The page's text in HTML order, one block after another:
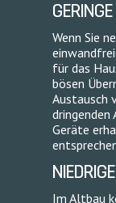
Wenn Sie
für das
bösen
Austausch
dringenden
Geräte
Im Altbau